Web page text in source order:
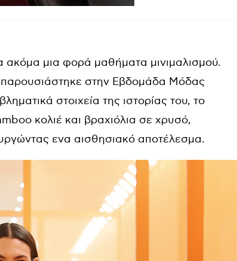
μια φορά μαθήματα μινιμαλισμού.
παρουσιάστηκε στην Εβδομάδα Μόδας
στοιχεία της ιστορίας του, το
κολιέ και βραχιόλια σε χρυσό,
ενα αισθησιακό αποτέλεσμα.